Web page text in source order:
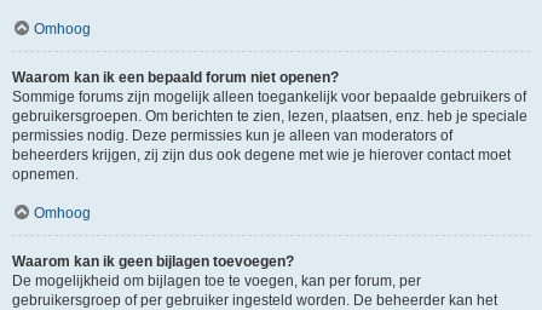
Omhoog
Waarom kan ik een bepaald forum niet openen?
Sommige forums zijn mogelijk alleen toegankelijk voor bepaalde gebruikers of
gebruikersgroepen. Om berichten te zien, lezen, plaatsen, enz. heb je speciale
permissies nodig. Deze permissies kun je alleen van moderators of
beheerders krijgen, zij zijn dus ook degene met wie je hierover contact moet
opnemen.
Omhoog
Waarom kan ik geen bijlagen toevoegen?
De mogelijkheid om bijlagen toe te voegen, kan per forum, per
gebruikersgroep of per gebruiker ingesteld worden. De beheerder kan het